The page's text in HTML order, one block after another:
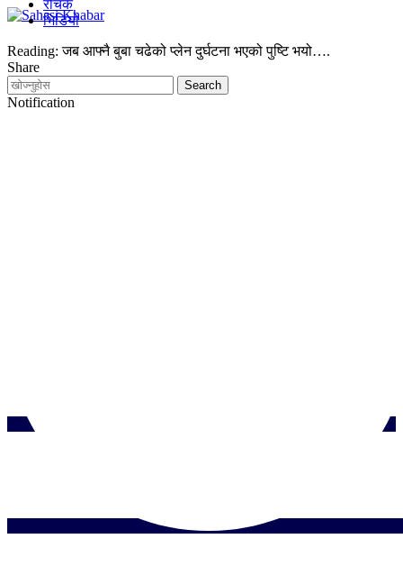
रोचक
भिडियो
Reading: जब आफ्नै बुबा चढेको प्लेन दुर्घटना भएको पुष्टि भयो….
Share
Notification